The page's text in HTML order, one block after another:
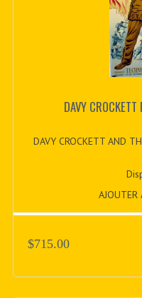
DAVY
DAVY CROCKETT AND
AJOUTER
$715.00